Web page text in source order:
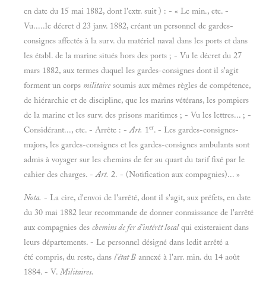
en date du 15 mai 1882, dont l'extr. suit ) : - « Le min., etc. -
Vu.....le décret d 23 janv. 1882, créant un personnel de gardes-
consignes affectés à la surv. du matériel naval dans les ports et dans
les établ. de la marine situés hors des ports ; - Vu le décret du 27
mars 1882, aux termes duquel les gardes-consignes dont il s'agit
forment un corps militaire soumis aux mêmes règles de compétence,
de hiérarchie et de discipline, que les marins vétérans, les pompiers
de la marine et les surv. des prisons maritimes ; - Vu les lettres... ; -
Considérant..., etc. - Arrête : -Art. 1er. - Les gardes-consignes-
majors, les gardes-consignes et les gardes-consignes ambulants sont
admis à voyager sur les chemins de fer au quart du tarif fixé par le
cahier des charges. -Art. 2. - (Notification aux compagnies)... »
Nota. - La cire, d'envoi de l'arrêté, dont il s'agit, aux préfets, en date
du 30 mai 1882 leur recommande de donner connaissance de l'arrêté
aux compagnies des chemins de fer d'intérêt localqui existeraient dans
leurs départements. - Le personnel désigné dans ledit arrêté a
été compris, du reste, dans l'état B annexé à l'arr. min. du 14 août
1884. - V. Militaires.